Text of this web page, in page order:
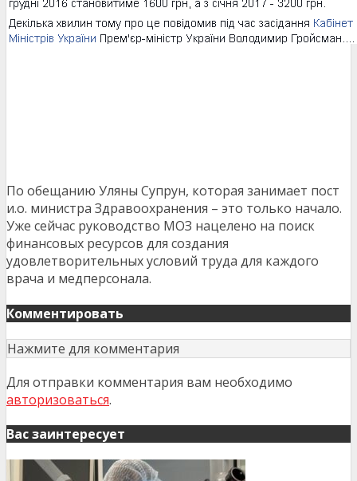
По обещанию Уляны Супрун, которая занимает пост
и.о. министра Здравоохранения – это только начало.
Уже сейчас руководство МОЗ нацелено на поиск
финансовых ресурсов для создания
удовлетворительных условий труда для каждого
врача и медперсонала.
Комментировать
Нажмите для комментария
Для отправки комментария вам необходимо
авторизоваться.
Вас заинтересует